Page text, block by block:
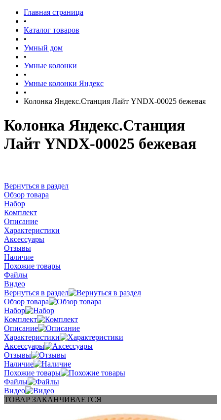
Главная страница
•
Каталог товаров
•
Умный дом
•
Умные колонки
•
Умные колонки Яндекс
•
Колонка Яндекс.Станция Лайт YNDX-00025 бежевая
Колонка Яндекс.Станция
Лайт YNDX-00025 бежевая
Вернуться в раздел
Обзор товара
Набор
Комплект
Описание
Характеристики
Аксессуары
Отзывы
Наличие
Похожие товары
Файлы
Видео
Вернуться в раздел
Обзор товара
Набор
Комплект
Описание
Характеристики
Аксессуары
Отзывы
Наличие
Похожие товары
Файлы
Видео
ТОВАР ЗАКАНЧИВАЕТСЯ